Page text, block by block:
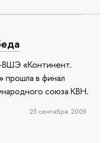
«Континент.
прошла в финал
союза КВН.
23 сентября 2009